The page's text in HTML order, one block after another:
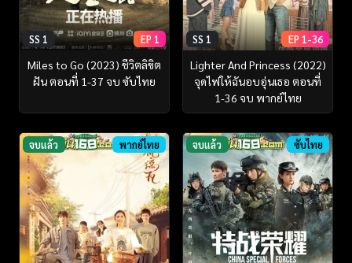
SS 1 EP 1
Miles to Go (2023) ชีวิตลิขิต
ฝัน ตอนที่ 1-37 จบ ซับไทย
SS 1 EP 1-36
Lighter And Princess (2022)
จุดไฟให้ฉันอบอุ่นเธอ ตอนที่
1-36 จบ พากย์ไทย
จบแล้ว พากย์ไทย จบแล้ว ซับไทย